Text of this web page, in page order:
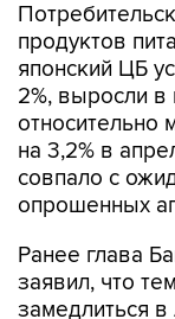
продуктов
японский ЦБ
2%, выросли
относительно
на 3,2% в
совпало с
опрошенных
Ранее глава
заявил, что
замедлиться